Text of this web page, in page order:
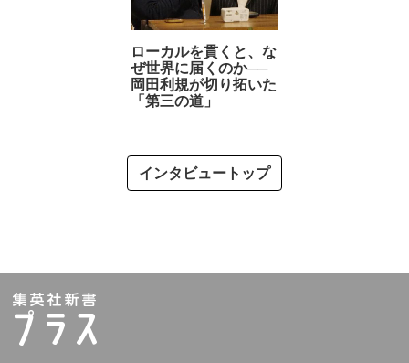
ローカルを貫くと、な
ぜ世界に届くのか──
岡田利規が切り拓いた
「第三の道」
インタビュートップ